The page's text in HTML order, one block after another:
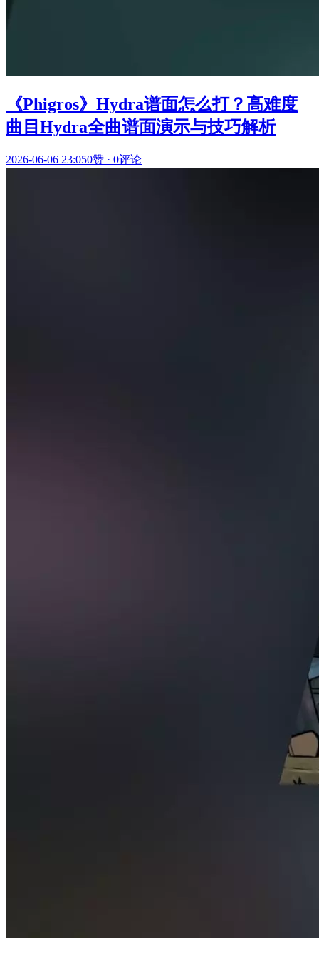
《Phigros》Hydra谱面怎么打？高难度
曲目Hydra全曲谱面演示与技巧解析
2026-06-06 23:050赞 · 0评论